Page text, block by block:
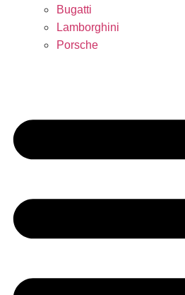
Bugatti
Lamborghini
Porsche